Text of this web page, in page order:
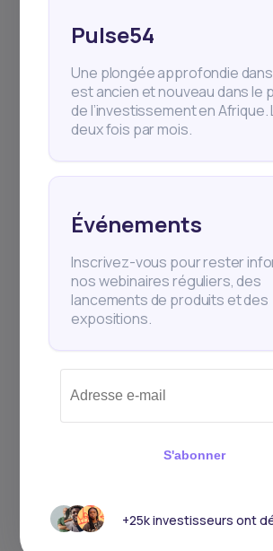
BRVM Stock Exchange BRVM
daba dabafinance
Finance French How to Buy
How to invest in Africa
investing in africa Investments
Le guide complet pour investir à la
Commencez dès aujourd’hui avec
personal finance
Pulse54
Une plongée approfondie
est ancien et nouveau dans le
de l’investissement en Afrique.
deux fois par mois.
Événements
Inscrivez-vous pour rester
nos webinaires réguliers, des
lancements de produits et des
expositions.
S'abonner
+25k investisseurs ont